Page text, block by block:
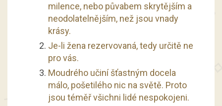
milence, nebo půvabem skrytějším a
neodolatelnějším, než jsou vnady
krásy.
Je-li žena rezervovaná, tedy určitě ne
pro vás.
Moudrého učiní šťastným docela
málo, pošetilého nic na světě. Proto
jsou téměř všichni lidé nespokojeni.